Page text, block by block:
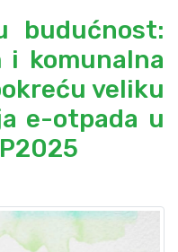
budućnost:
i komunalna
veliku
e-otpada u